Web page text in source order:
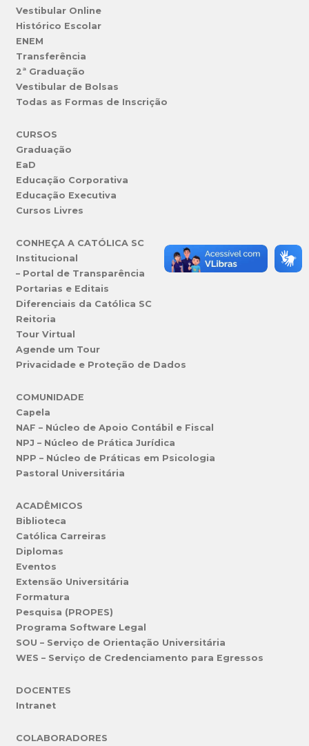
Vestibular Online
Histórico Escolar
ENEM
Transferência
2ª Graduação
Vestibular de Bolsas
Todas as Formas de Inscrição
CURSOS
Graduação
EaD
Educação Corporativa
Educação Executiva
Cursos Livres
CONHEÇA A CATÓLICA SC
Institucional
– Portal de Transparência
Portarias e Editais
Diferenciais da Católica SC
Reitoria
Tour Virtual
Agende um Tour
Privacidade e Proteção de Dados
COMUNIDADE
Capela
NAF – Núcleo de Apoio Contábil e Fiscal
NPJ – Núcleo de Prática Jurídica
NPP – Núcleo de Práticas em Psicologia
Pastoral Universitária
ACADÊMICOS
Biblioteca
Católica Carreiras
Diplomas
Eventos
Extensão Universitária
Formatura
Pesquisa (PROPES)
Programa Software Legal
SOU – Serviço de Orientação Universitária
WES – Serviço de Credenciamento para Egressos
DOCENTES
Intranet
COLABORADORES